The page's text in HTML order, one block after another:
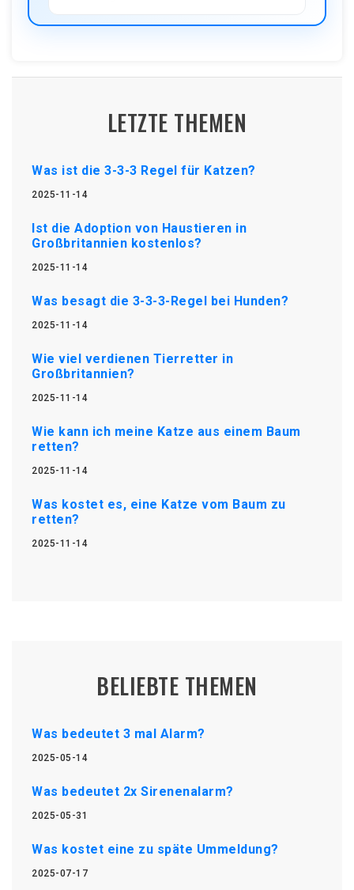
LETZTE THEMEN
Was ist die 3-3-3 Regel für Katzen?
2025-11-14
Ist die Adoption von Haustieren in
Großbritannien kostenlos?
2025-11-14
Was besagt die 3-3-3-Regel bei Hunden?
2025-11-14
Wie viel verdienen Tierretter in
Großbritannien?
2025-11-14
Wie kann ich meine Katze aus einem Baum
retten?
2025-11-14
Was kostet es, eine Katze vom Baum zu
retten?
2025-11-14
BELIEBTE THEMEN
Was bedeutet 3 mal Alarm?
2025-05-14
Was bedeutet 2x Sirenenalarm?
2025-05-31
Was kostet eine zu späte Ummeldung?
2025-07-17